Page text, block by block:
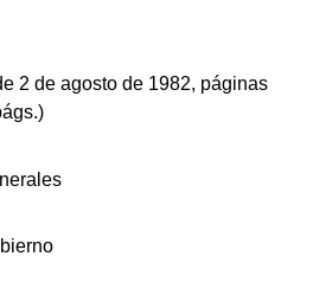
2 de agosto de 1982, páginas
)